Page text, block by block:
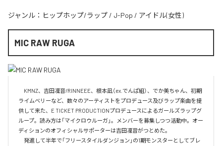
ジャンル： ヒップホップ/ラップ / J-Pop / アイドル(女性)
MIC RAW RUGA
KMNZ、吉田凜音/RINNEEE、根本凪（ex.でんぱ組）、でか美ちゃん、初期
ライムベリーなど、数々のアーティストをプロデュース及びラップ楽曲を提
供して来た、E TICKET PRODUCTIONプロデュースによるガールズラップグ
ループ。読み方は「マイクロウルーガ」。メンバーを募集しつつ活動中。オー
ディションのオフィシャルサポーターは吉田凜音がつとめた。
発進して半年で「フリースタイルダンジョン」の1期モンスターとしてブレ